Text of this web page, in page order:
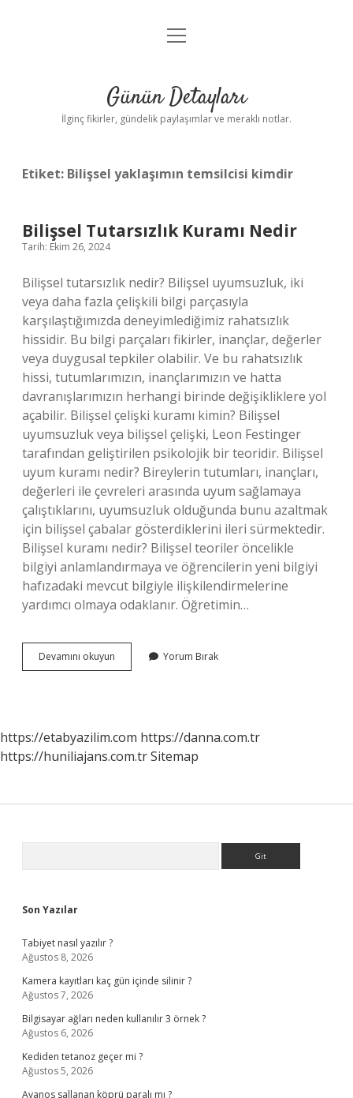
Gizlilik Politikası
Yasal Uyarı
menüyü
Günün Detayları
İlginç fikirler, gündelik paylaşımlar ve meraklı notlar.
Etiket: Bilişsel yaklaşımın temsilcisi kimdir
Bilişsel Tutarsızlık Kuramı Nedir
Tarih: Ekim 26, 2024
Bilişsel tutarsızlık nedir? Bilişsel uyumsuzluk, iki
veya daha fazla çelişkili bilgi parçasıyla
karşılaştığımızda deneyimlediğimiz rahatsızlık
hissidir. Bu bilgi parçaları fikirler, inançlar, değerler
veya duygusal tepkiler olabilir. Ve bu rahatsızlık
hissi, tutumlarımızın, inançlarımızın ve hatta
davranışlarımızın herhangi birinde değişikliklere yol
açabilir. Bilişsel çelişki kuramı kimin? Bilişsel
uyumsuzluk veya bilişsel çelişki, Leon Festinger
tarafından geliştirilen psikolojik bir teoridir. Bilişsel
uyum kuramı nedir? Bireylerin tutumları, inançları,
değerleri ile çevreleri arasında uyum sağlamaya
çalıştıklarını, uyumsuzluk olduğunda bunu azaltmak
için bilişsel çabalar gösterdiklerini ileri sürmektedir.
Bilişsel kuramı nedir? Bilişsel teoriler öncelikle
bilgiyi anlamlandırmaya ve öğrencilerin yeni bilgiyi
hafızadaki mevcut bilgiyle ilişkilendirmelerine
yardımcı olmaya odaklanır. Öğretimin…
Devamını okuyun
Tutarsızlık
Yorum Bırak
https://etabyazilim.com https://danna.com.tr
https://huniliajans.com.trSitemap
Son Yazılar
Tabiyet nasıl yazılır ?
Ağustos 8, 2026
Kamera kayıtları kaç gün içinde silinir ?
Ağustos 7, 2026
Bilgisayar ağları neden kullanılır 3 örnek ?
Ağustos 6, 2026
Kediden tetanoz geçer mi ?
Ağustos 5, 2026
Avanos sallanan köprü paralı mı ?